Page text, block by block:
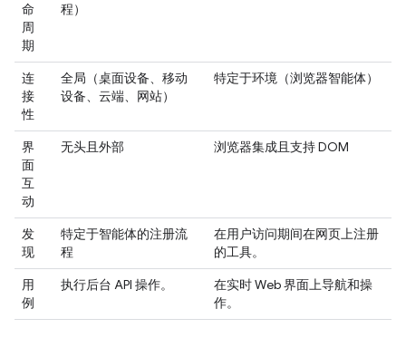
命
周
期
程）
连
接
性
全局（桌面设备、移动
设备、云端、网站）
特定于环境（浏览器智能体）
界
面
互
动
无头且外部 浏览器集成且支持 DOM
发
现
特定于智能体的注册流
程
在用户访问期间在网页上注册
的工具。
用
例
执行后台 API 操作。
在实时 Web 界面上导航和操
作。